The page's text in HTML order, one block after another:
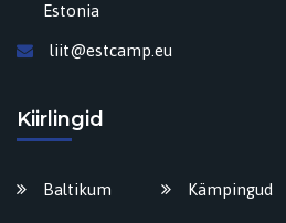
Estonia
liit@estcamp.eu
Kiirlingid
Baltikum Kämpingud